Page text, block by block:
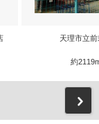
天理市立
約